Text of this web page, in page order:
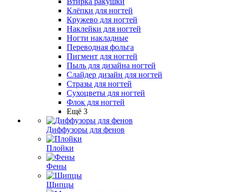
Клёпки для ногтей
Кружево для ногтей
Наклейки для ногтей
Ногти накладные
Переводная фольга
Пигмент для ногтей
Пыль для дизайна ногтей
Слайдер дизайн для ногтей
Стразы для ногтей
Сухоцветы для ногтей
Флок для ногтей
Ещё 3
Диффузоры для фенов
Плойки
Фены
Щипцы